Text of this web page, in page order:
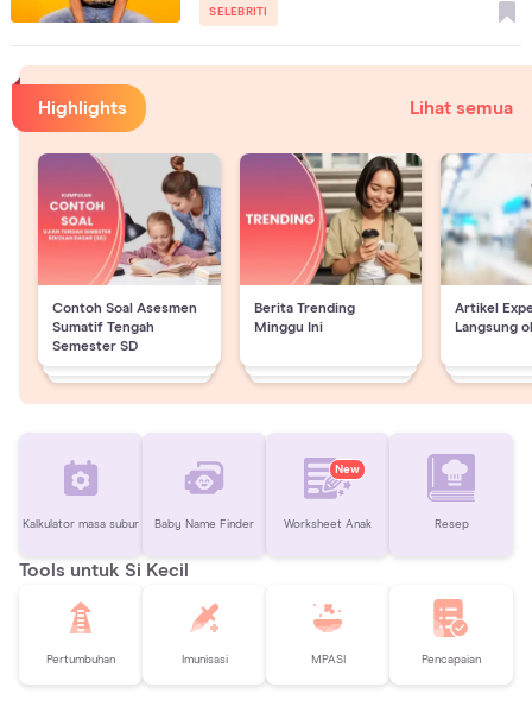
SELEBRITI
Highlights Lihat semua
Contoh Soal Asesmen
Sumatif Tengah
Semester SD
Berita Trending
Minggu Ini
Artikel
Langsung
Kalkulator masa subur Baby Name Finder
New
Worksheet Anak Resep
Tools untuk Si Kecil
Pertumbuhan Imunisasi MPASI Pencapaian